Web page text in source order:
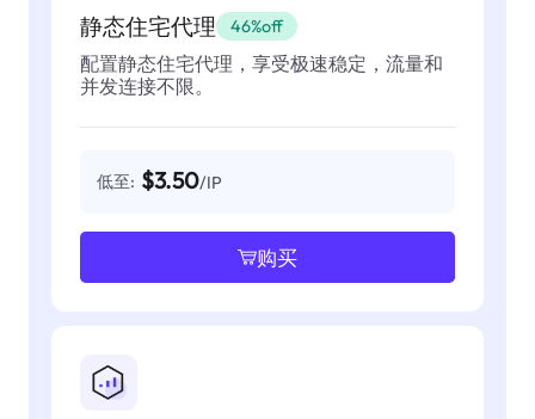
静态住宅代理 46%off
配置静态住宅代理，享受极速稳定，流量和
并发连接不限。
低至: $3.50/IP
购买